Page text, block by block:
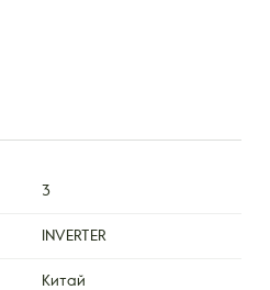
3
INVERTER
Китай